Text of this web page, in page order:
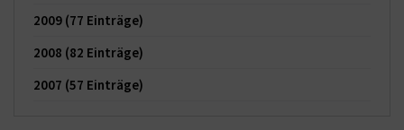
2009 (77 Einträge)
2008 (82 Einträge)
2007 (57 Einträge)